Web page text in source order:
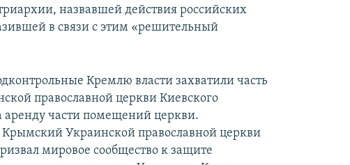
назвавшей действия российских
в связи с этим «решительный
Кремлю власти захватили часть
православной церкви Киевского
аренду части помещений церкви.
Украинской православной церкви
мировое сообщество к защите